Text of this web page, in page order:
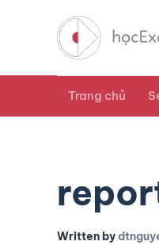
Trang chủ
Written by